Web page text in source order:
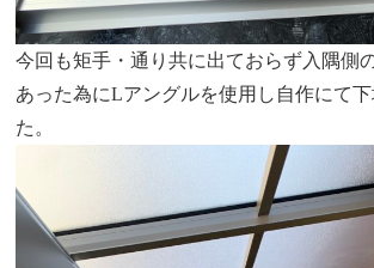
今回も矩手・通り共に出ておらず入隅側
あった為にLアングルを使用し自作にて
た。